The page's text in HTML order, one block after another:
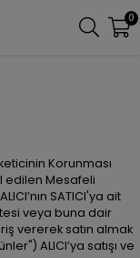
0
Korunması
edilen Mesafeli
SATICI'ya ait
veya buna dair
vererek satın almak
ALICI’ya satışı ve